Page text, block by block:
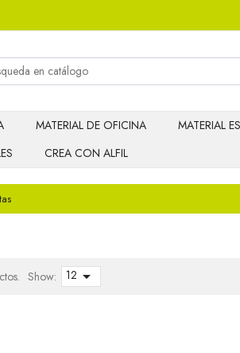
MATERIAL DE OFICINA
MATERIAL
CREA CON ALFIL
Show: 12 